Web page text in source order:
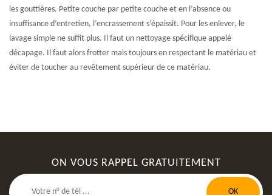
les gouttières. Petite couche par petite couche et en l’absence ou
insuffisance d’entretien, l’encrassement s’épaissit. Pour les enlever, le
lavage simple ne suffit plus. Il faut un nettoyage spécifique appelé
décapage. Il faut alors frotter mais toujours en respectant le matériau et
éviter de toucher au revêtement supérieur de ce matériau.
ON VOUS RAPPEL GRATUITEMENT